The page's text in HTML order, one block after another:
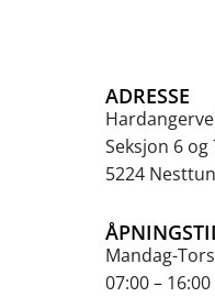
ADRESSE
Seksjon 6 og
5224 Nesttun
Mandag-
07:00 – 16:00